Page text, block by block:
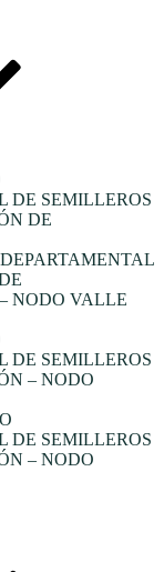
DE SEMILLEROS
DE
NODO VALLE
DE SEMILLEROS
– NODO
DE SEMILLEROS
– NODO